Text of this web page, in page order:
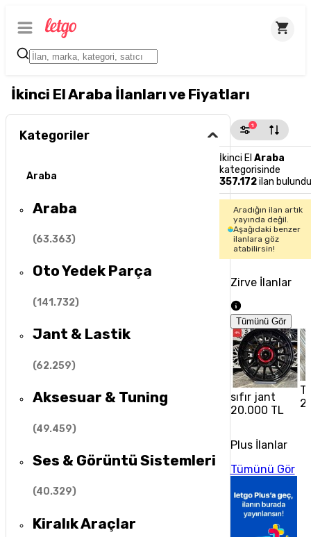
İkinci El Araba İlanları ve Fiyatları
Kategoriler
Araba
Araba
(63.363)
Oto Yedek Parça
(141.732)
Jant & Lastik
(62.259)
Aksesuar & Tuning
(49.459)
Ses & Görüntü Sistemleri
(40.329)
Kiralık Araçlar
1
İkinci El Araba
kategorisinde
357.172ilan bulundu
Aradığın ilan artık
yayında değil.
Aşağıdaki benzer
ilanlara göz
atabilirsin!
Zirve İlanlar
Tümünü Gör
sıfır jant
20.000 TL
Plus İlanlar
Tümünü Gör